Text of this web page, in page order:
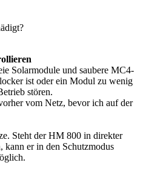
Solarmodule und saubere MC4-
ist oder ein Modul zu wenig
stören.
vom Netz, bevor ich auf der
Steht der HM 800 in direkter
er in den Schutzmodus